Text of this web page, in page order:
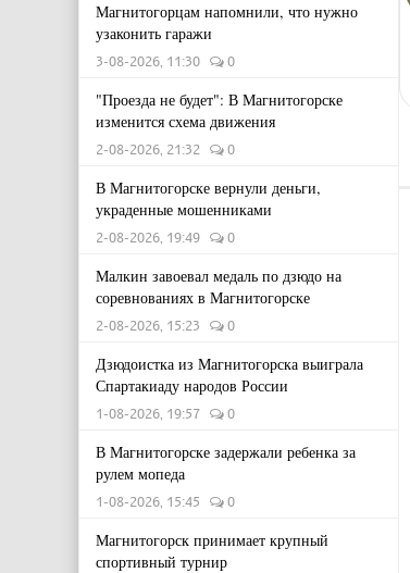
Магнитогорцам напомнили, что нужно
узаконить гаражи
3-08-2026, 11:30 0
"Проезда не будет": В Магнитогорске
изменится схема движения
2-08-2026, 21:32 0
В Магнитогорске вернули деньги,
украденные мошенниками
2-08-2026, 19:49 0
Малкин завоевал медаль по дзюдо на
соревнованиях в Магнитогорске
2-08-2026, 15:23 0
Дзюдоистка из Магнитогорска выиграла
Спартакиаду народов России
1-08-2026, 19:57 0
В Магнитогорске задержали ребенка за
рулем мопеда
1-08-2026, 15:45 0
Магнитогорск принимает крупный
спортивный турнир